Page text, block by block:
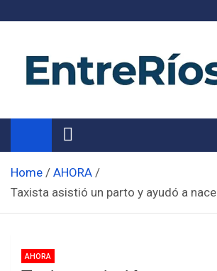
Noticias de Entre
Información de toda la provincia ahora
Home
AHORA
Taxista asistió un parto y ayudó a
AHORA